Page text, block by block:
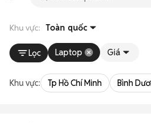
Khu vực: Toàn quốc
Lọc Laptop Giá
Khu vực: Tp Hồ Chí Minh Bình